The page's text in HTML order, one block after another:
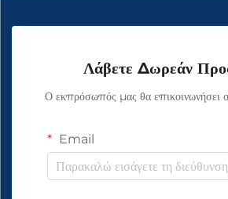
Λάβετε Δωρεάν
Ο εκπρόσωπός μας θα επικοινωνήσει
Email